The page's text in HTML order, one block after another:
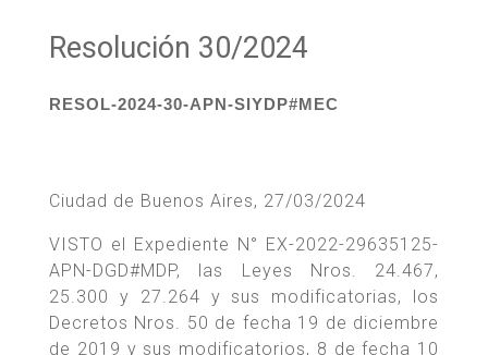
Resolución 30/2024
RESOL-2024-30-APN-SIYDP#MEC
Ciudad de Buenos Aires, 27/03/2024
VISTO el Expediente N° EX-2022-29635125-
APN-DGD#MDP, las Leyes Nros. 24.467,
25.300 y 27.264 y sus modificatorias, los
Decretos Nros. 50 de fecha 19 de diciembre
de 2019 y sus modificatorios, 8 de fecha 10